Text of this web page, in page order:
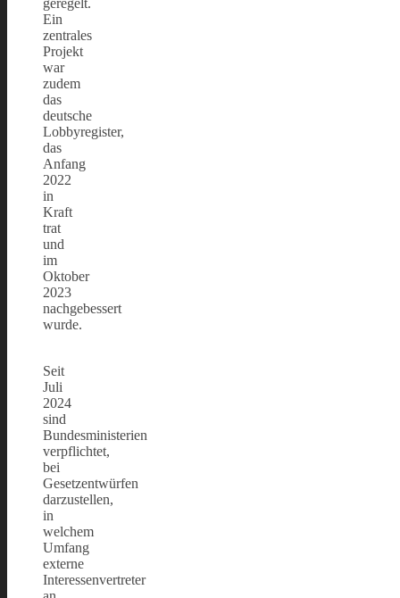
Ein
zentrales
Projekt
war
zudem
das
deutsche
Lobbyregister,
das
Anfang
2022
in
Kraft
trat
und
im
Oktober
2023
nachgebessert
wurde.
Seit
Juli
2024
sind
Bundesministerien
verpflichtet,
bei
Gesetzentwürfen
darzustellen,
in
welchem
Umfang
externe
Interessenvertreter